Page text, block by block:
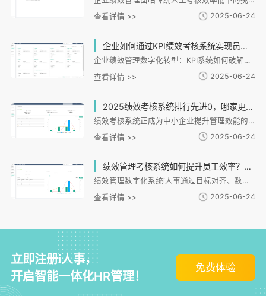
查看详情 >>
2025-06-24
企业如何通过KPI绩效考核系统实现员工绩效精确评估与提升？
企业绩效管理数字化转型：KPI系统如何破解传统考核痛点。文章剖析传统KPI考核在的指标设计不合理、数据滞后等弊端，重点介绍i人事HR系统如何通过配置、实时数据整合和闭环管理实现精确考核。系统支持多维度指标设计、自动数据采集和分析预警，帮助连锁餐饮、零售等实现差异化考核，提升目标聚焦度40%。同时指出AI技术推动绩效管理向过程管理、多维评估转型的趋势，并以金融机构应用案例展示系统在人才决策中的价值。终论证数字化KPI系统是企业实现"数据驱动"管理、构建竞争优势的核心工具。
查看详情 >>
2025-06-24
2025绩效考核系统排行先进0，哪家更适合中小企业？如何选择匹配的HR系统？
绩效考核系统正成为中小企业提升管理效能的关键工具。本文分析了中小企业选择系统时面临的功能复杂、数据孤岛等痛点，提出数据整合、灵活配置等核心标准，并重点介绍i人事HR管理系统如何通过场景化设计解决差异化需求。文章结合连锁餐饮、制造业等实际案例，展示i人事在数据联动、移动协同等方面的优势，之后为企业选择系统提供实用建议，强调应回归业务本质，选择能与业务深度协同的解决方案。
查看详情 >>
2025-06-24
绩效管理考核系统如何提升员工效率？企业如何选择适合的考核方案？
绩效管理数字化系统i人事通过目标对齐、数据驱动和自动化功能提升企业效率。文章解析了系统如何实现目标透明化、精确决策和培训闭环管理，并指导企业根据业务场景、员工类型和系统兼容性选择考核方案。案例显示，i人事帮助连锁餐饮和制造业企业显著提升目标达成率与生产效率。总结指出，选择绩效系统需关注适配性、自动化能力和数据整合功能，i人事的模块化设计可助力企业实现科学管理转型。
查看详情 >>
2025-06-24
立即注册i人事，
开启智能一体化HR管理！
免费体验